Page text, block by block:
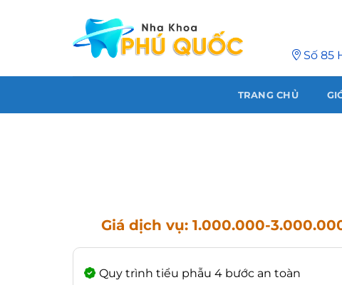
Số 85
TRANG CHỦ
Giá dịch vụ: 1.000.000-
Quy trình tiểu phẫu 4 bước an toàn